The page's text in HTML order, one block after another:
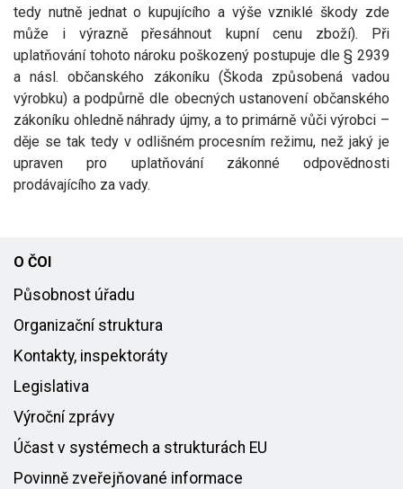
tedy nutně jednat o kupujícího a výše vzniklé škody zde
může i výrazně přesáhnout kupní cenu zboží). Při
uplatňování tohoto nároku poškozený postupuje dle § 2939
a násl. občanského zákoníku (Škoda způsobená vadou
výrobku) a podpůrně dle obecných ustanovení občanského
zákoníku ohledně náhrady újmy, a to primárně vůči výrobci –
děje se tak tedy v odlišném procesním režimu, než jaký je
upraven pro uplatňování zákonné odpovědnosti
prodávajícího za vady.
O ČOI
Působnost úřadu
Organizační struktura
Kontakty, inspektoráty
Legislativa
Výroční zprávy
Účast v systémech a strukturách EU
Povinně zveřejňované informace